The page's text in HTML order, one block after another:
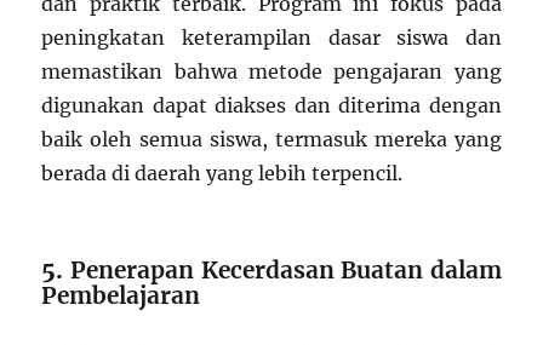
peningkatan keterampilan dasar siswa dan
memastikan bahwa metode pengajaran yang
digunakan dapat diakses dan diterima dengan
baik oleh semua siswa, termasuk mereka yang
berada di daerah yang lebih terpencil.
5. Penerapan Kecerdasan Buatan dalam
Pembelajaran